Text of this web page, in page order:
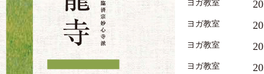
ヨガ教室
ヨガ教室
ヨガ教室
ヨガ教室